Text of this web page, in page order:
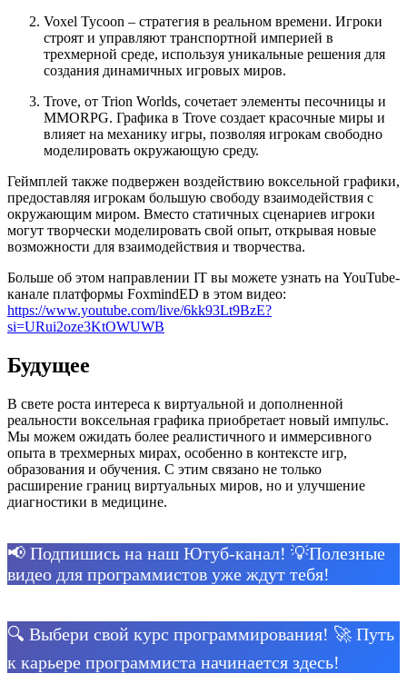
Voxel Tycoon – стратегия в реальном времени. Игроки
строят и управляют транспортной империей в
трехмерной среде, используя уникальные решения для
создания динамичных игровых миров.
Trove, от Trion Worlds, сочетает элементы песочницы и
MMORPG. Графика в Trove создает красочные миры и
влияет на механику игры, позволяя игрокам свободно
моделировать окружающую среду.
Геймплей также подвержен воздействию воксельной графики,
предоставляя игрокам большую свободу взаимодействия с
окружающим миром. Вместо статичных сценариев игроки
могут творчески моделировать свой опыт, открывая новые
возможности для взаимодействия и творчества.
Больше об этом направлении IT вы можете узнать на YouTube-
канале платформы FoxmindED в этом видео:
https://www.youtube.com/live/6kk93Lt9BzE?
si=URui2oze3KtOWUWB
Будущее
В свете роста интереса к виртуальной и дополненной
реальности воксельная графика приобретает новый импульс.
Мы можем ожидать более реалистичного и иммерсивного
опыта в трехмерных мирах, особенно в контексте игр,
образования и обучения. С этим связано не только
расширение границ виртуальных миров, но и улучшение
диагностики в медицине.
📢 Подпишись на наш Ютуб-канал! 💡Полезные
видео для программистов уже ждут тебя!
🔍 Выбери свой курс программирования! 🚀 Путь
к карьере программиста начинается здесь!